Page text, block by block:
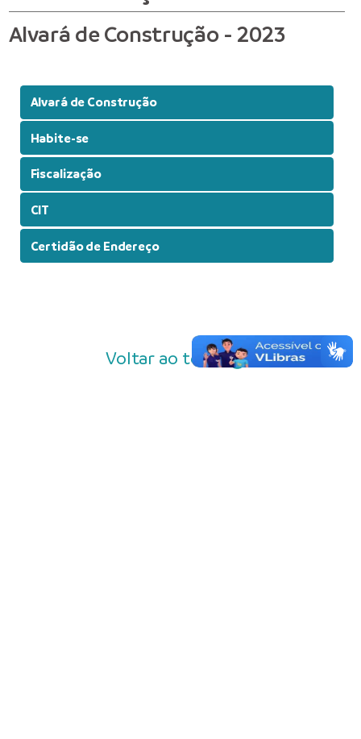
Alvará de Construção - 2023
Alvará de Construção
Habite-se
Fiscalização
CIT
Certidão de Endereço
Voltar ao topo